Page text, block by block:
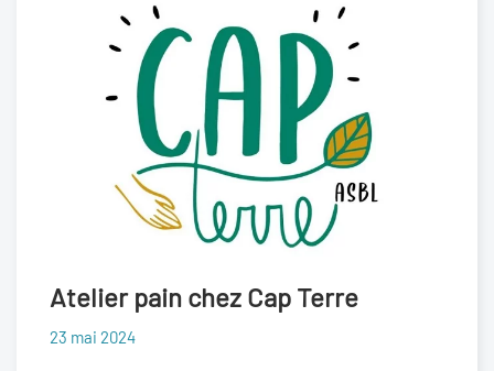
Atelier pain chez Cap Terre
23 mai 2024